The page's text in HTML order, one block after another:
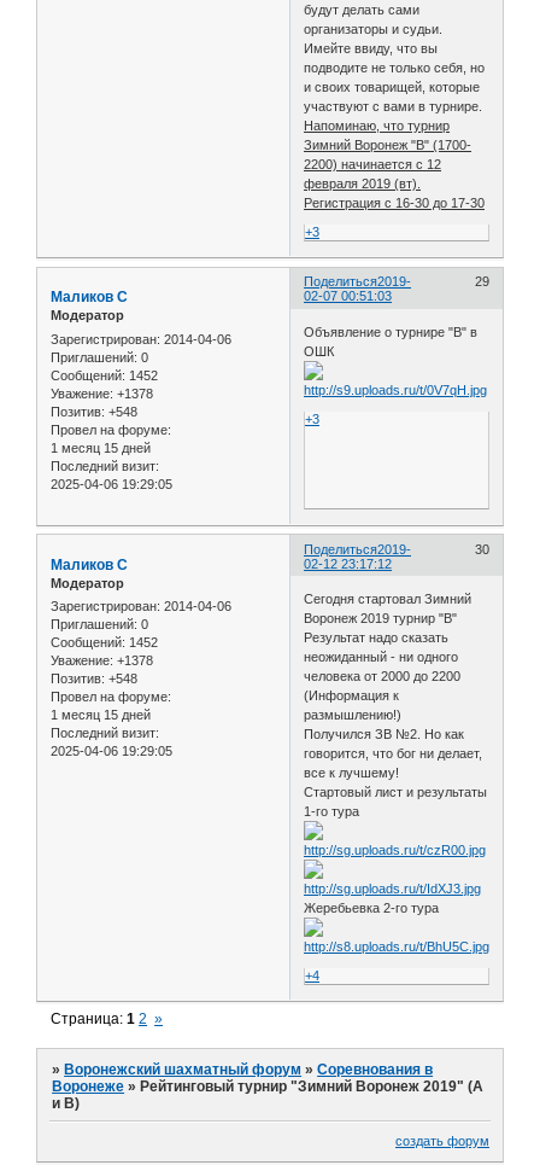
будут делать сами
организаторы и судьи.
Имейте ввиду, что вы
подводите не только себя, но
и своих товарищей, которые
участвуют с вами в турнире.
Напоминаю, что турнир
Зимний Воронеж "В" (1700-
2200) начинается с 12
февраля 2019 (вт).
Регистрация с 16-30 до 17-30
+3
Поделиться 29
2019-
02-07 00:51:03
Маликов С
Модератор
Зарегистрирован: 2014-04-06
Приглашений: 0
Сообщений: 1452
Уважение: +1378
Позитив: +548
Провел на форуме:
1 месяц 15 дней
Последний визит:
2025-04-06 19:29:05
Объявление о турнире "В" в
ОШК
+3
Поделиться 30
2019-
02-12 23:17:12
Маликов С
Модератор
Зарегистрирован: 2014-04-06
Приглашений: 0
Сообщений: 1452
Уважение: +1378
Позитив: +548
Провел на форуме:
1 месяц 15 дней
Последний визит:
2025-04-06 19:29:05
Сегодня стартовал Зимний
Воронеж 2019 турнир "В"
Результат надо сказать
неожиданный - ни одного
человека от 2000 до 2200
(Информация к
размышлению!)
Получился ЗВ №2. Но как
говорится, что бог ни делает,
все к лучшему!
Стартовый лист и результаты
1-го тура
Жеребьевка 2-го тура
+4
Страница:1 2 »
»Воронежский шахматный форум »Соревнования в
Воронеже »Рейтинговый турнир "Зимний Воронеж 2019" (А
и В)
создать форум